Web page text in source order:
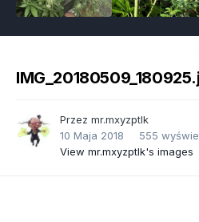
Przez mr.mxyzptlk
10 Maja 2018
555
View mr.mxyzptlk's images